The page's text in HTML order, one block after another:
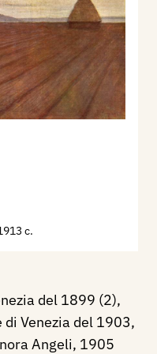
c.
del 1899 (2),
Venezia del 1903,
Angeli, 1905